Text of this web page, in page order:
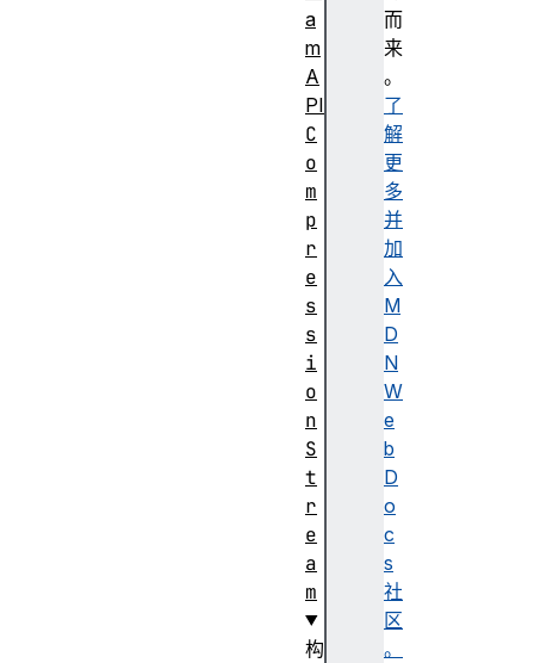
而
来
。
了
解
更
多
并
加
入
M
D
N
W
e
b
D
o
c
s
社
区
。
a
m
A
PI
C
o
m
p
r
e
s
s
i
o
n
S
t
r
e
a
m
构